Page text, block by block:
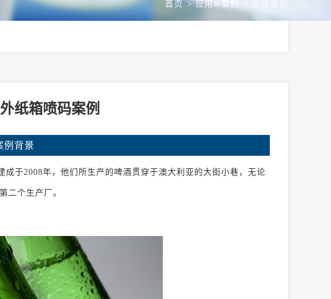
首页>应用&案例 应用案例
纸箱喷码案例
例背景
于2008年，他们所生产的啤酒贯穿于澳大利亚的大街小巷，无论
二个生产厂。